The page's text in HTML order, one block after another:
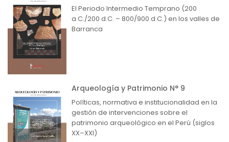
El Periodo Intermedio Temprano (200
a.C./200 d.C. – 800/900 d.C.) en los valles de
Barranca
Arqueología y Patrimonio N° 9
Políticas, normativa e institucionalidad en la
gestión de intervenciones sobre el
patrimonio arqueológico en el Perú (siglos
XX–XXI)